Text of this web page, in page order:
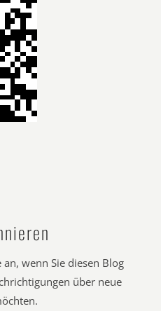
an, wenn Sie diesen Blog
über neue